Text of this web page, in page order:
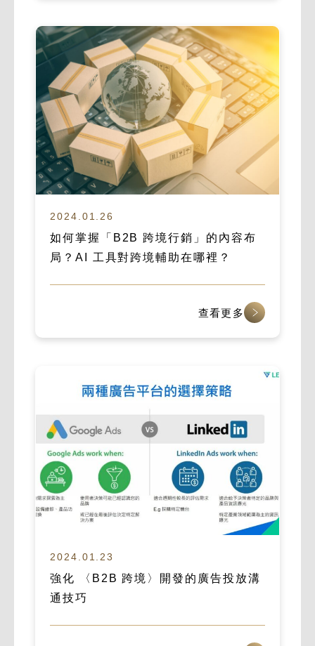
2024.01.26
如何掌握「B2B 跨境行銷」的內容布
局？AI 工具對跨境輔助在哪裡？
查看更多
2024.01.23
強化 〈B2B 跨境〉開發的廣告投放溝
通技巧